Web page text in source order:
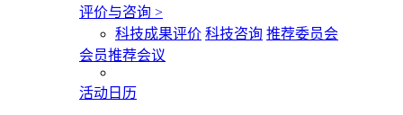
评价与咨询 >
科技成果评价 科技咨询 推荐委员会
会员推荐会议
活动日历